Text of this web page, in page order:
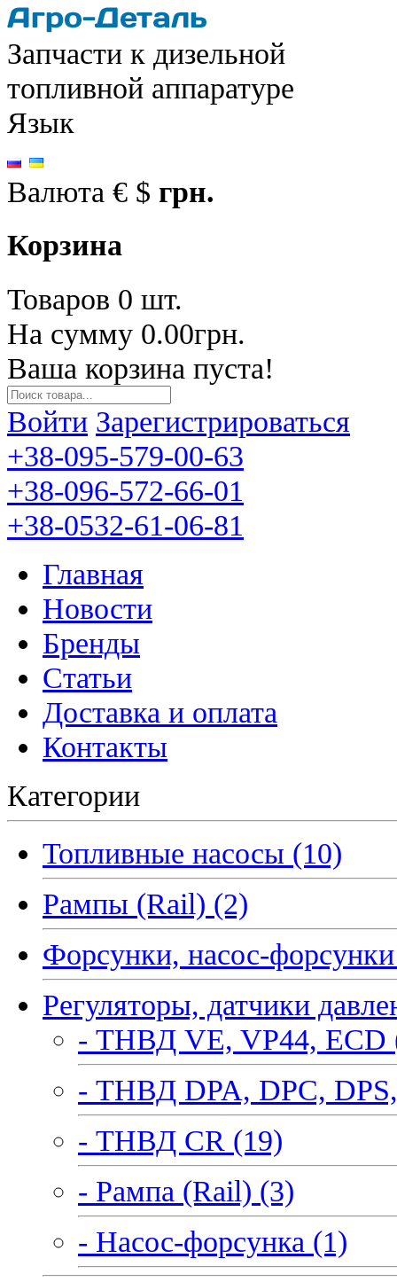
Запчасти к дизельной
топливной аппаратуре
Язык
Валюта € $ грн.
Корзина
Товаров 0 шт.
На сумму 0.00грн.
Ваша корзина пуста!
Войти Зарегистрироваться
+38-095-579-00-63
+38-096-572-66-01
+38-0532-61-06-81
Главная
Новости
Бренды
Статьи
Доставка и оплата
Контакты
Категории
Топливные насосы (10)
Рампы (Rail) (2)
Форсунки, насос-
Регуляторы, датчики
- ТНВД VE, VP44, ECD
- ТНВД DPA, DPC,
- ТНВД CR (19)
- Рампа (Rail) (3)
- Насос-форсунка (1)